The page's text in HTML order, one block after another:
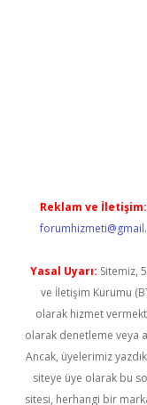
Reklam ve İletişim:
Yasal Uyarı: Sitemiz,
ve İletişim Kurumu
olarak hizmet
olarak denetleme veya
Ancak, üyelerimiz
siteye üye olarak bu
sitesi, herhangi bir